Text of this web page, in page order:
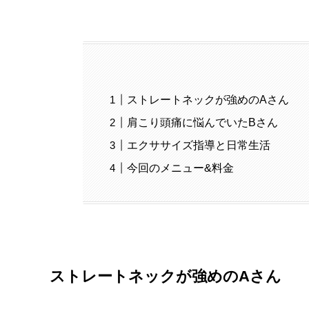
ストレートネックが強めのAさん
肩こり頭痛に悩んでいたBさん
エクササイズ指導と日常生活
今回のメニュー&料金
ストレートネックが強めのAさん